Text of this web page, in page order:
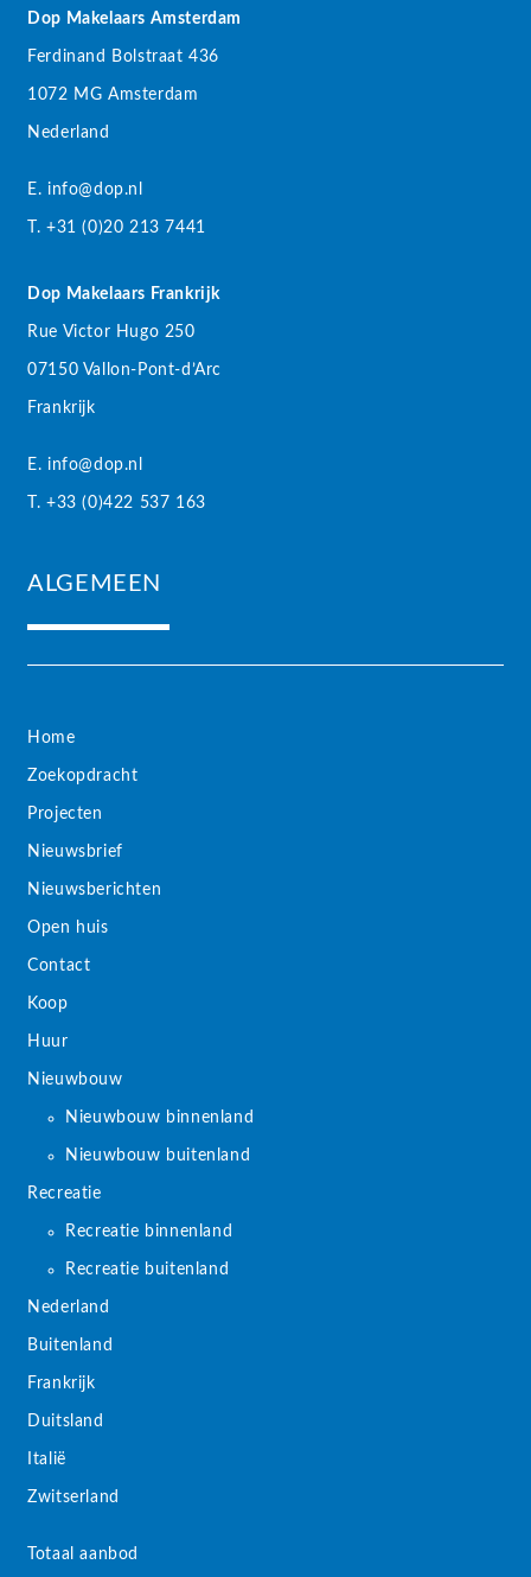
Dop Makelaars Amsterdam
Ferdinand Bolstraat 436
1072 MG Amsterdam
Nederland
E. info@dop.nl
T. +31 (0)20 213 7441
Dop Makelaars Frankrijk
Rue Victor Hugo 250
07150 Vallon-Pont-d’Arc
Frankrijk
E. info@dop.nl
T. +33 (0)422 537 163
ALGEMEEN
Home
Zoekopdracht
Projecten
Nieuwsbrief
Nieuwsberichten
Open huis
Contact
Koop
Huur
Nieuwbouw
Nieuwbouw binnenland
Nieuwbouw buitenland
Recreatie
Recreatie binnenland
Recreatie buitenland
Nederland
Buitenland
Frankrijk
Duitsland
Italië
Zwitserland
Totaal aanbod